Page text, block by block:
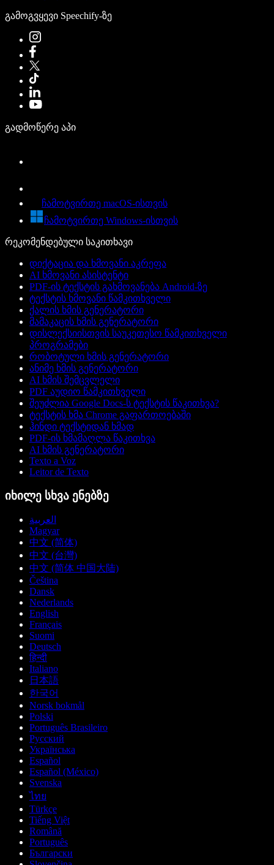
გამოგვყევი Speechify-ზე
გადმოწერე აპი
ჩამოტვირთე macOS-ისთვის
ჩამოტვირთე Windows-ისთვის
რეკომენდებული საკითხავი
დიქტაცია და ხმოვანი აკრეფა
AI ხმოვანი ასისტენტი
PDF-ის ტექსტის გახმოვანება Android-ზე
ტექსტის ხმოვანი წამკითხველი
ქალის ხმის გენერატორი
მამაკაცის ხმის გენერატორი
დისლექსიისთვის საუკეთესო წამკითხველი
პროგრამები
რობოტული ხმის გენერატორი
ანიმე ხმის გენერატორი
AI ხმის შემცვლელი
PDF აუდიო წამკითხველი
შეუძლია Google Docs-ს ტექსტის წაკითხვა?
ტექსტის ხმა Chrome გაფართოებაში
ჰინდი ტექსტიდან ხმად
PDF-ის ხმამაღლა წაკითხვა
AI ხმის გენერატორი
Texto a Voz
Leitor de Texto
იხილე სხვა ენებზე
العربية
Magyar
中文 (简体)
中文 (台灣)
中文 (简体 中国大陆)
Čeština
Dansk
Nederlands
English
Français
Suomi
Deutsch
हिन्दी
Italiano
日本語
한국어
Norsk bokmål
Polski
Português Brasileiro
Русский
Українська
Español
Español (México)
Svenska
ไทย
Türkçe
Tiếng Việt
Română
Português
Български